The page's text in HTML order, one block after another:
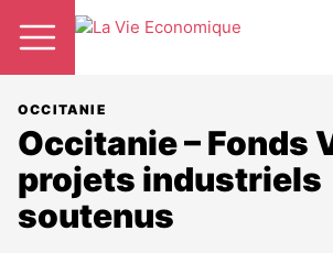
OCCITANIE
Occitanie – Fonds
projets industriels
soutenus